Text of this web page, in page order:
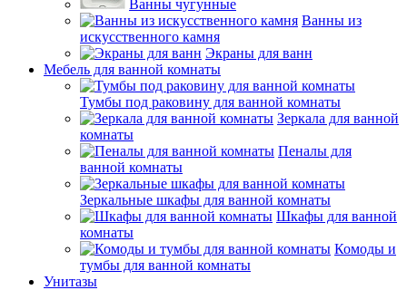
Ванны чугунные
Ванны из
искусственного камня
Экраны для ванн
Мебель для ванной комнаты
Тумбы под раковину для ванной комнаты
Зеркала для ванной
комнаты
Пеналы для
ванной комнаты
Зеркальные шкафы для ванной комнаты
Шкафы для ванной
комнаты
Комоды и
тумбы для ванной комнаты
Унитазы